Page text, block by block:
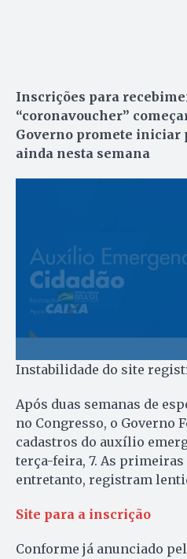
Inscrições para
“coronavoucher”
Governo promete iniciar
ainda nesta semana
Instabilidade do site
Após duas semanas de
no Congresso, o Governo
cadastros do auxílio
terça-feira, 7. As primeiras
entretanto, registram
Site para a inscrição
Conforme já anunciado